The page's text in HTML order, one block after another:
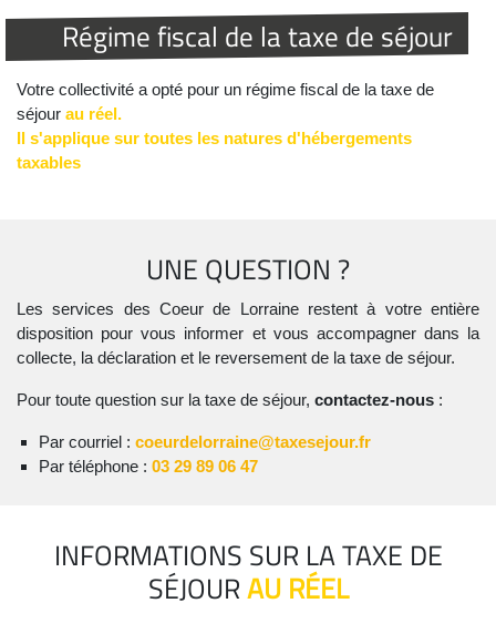
Régime fiscal de la taxe de séjour
Votre collectivité a opté pour un régime fiscal de la taxe de
séjour au réel.
Il s'applique sur toutes les natures d'hébergements
taxables
UNE QUESTION ?
Les services des Coeur de Lorraine restent à votre entière
disposition pour vous informer et vous accompagner dans la
collecte, la déclaration et le reversement de la taxe de séjour.
Pour toute question sur la taxe de séjour, contactez-nous :
Par courriel : coeurdelorraine@taxesejour.fr
Par téléphone : 03 29 89 06 47
INFORMATIONS SUR LA TAXE DE
SÉJOURAU RÉEL